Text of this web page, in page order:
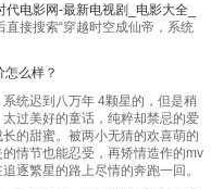
代电影网-最新电视剧_电影大全_
直接搜索“穿越时空成仙帝，系统
怎么样？
统迟到八万年 4颗星的，但是稍
过美好的童话，纯粹却禁忌的爱
的甜蜜。被两小无猜的欢喜萌的
情节也能忍受，再矫情造作的mv
逐繁星的路上尽情的奔跑一回。